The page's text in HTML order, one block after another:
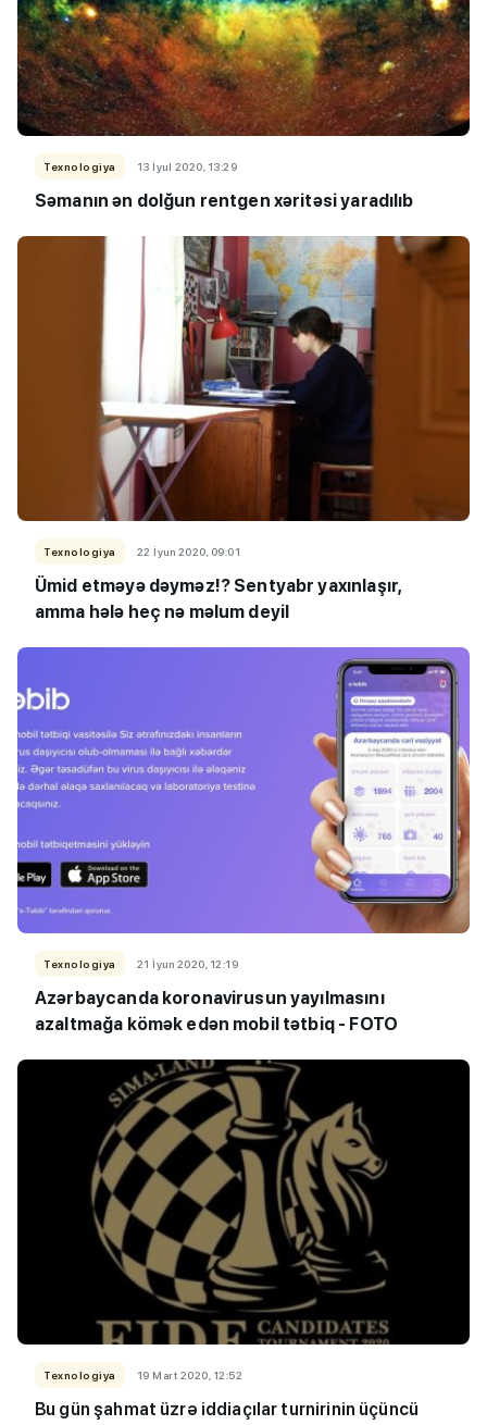
Texnologiya 13 İyul 2020, 13:29
Səmanın ən dolğun rentgen xəritəsi yaradılıb
Texnologiya 22 İyun 2020, 09:01
Ümid etməyə dəyməz!? Sentyabr yaxınlaşır,
amma hələ heç nə məlum deyil
Texnologiya 21 İyun 2020, 12:19
Azərbaycanda koronavirusun yayılmasını
azaltmağa kömək edən mobil tətbiq - FOTO
Texnologiya 19 Mart 2020, 12:52
Bu gün şahmat üzrə iddiaçılar turnirinin üçüncü